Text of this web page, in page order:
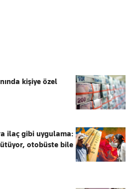
kişiye özel
ilaç gibi uygulama:
otobüste bile